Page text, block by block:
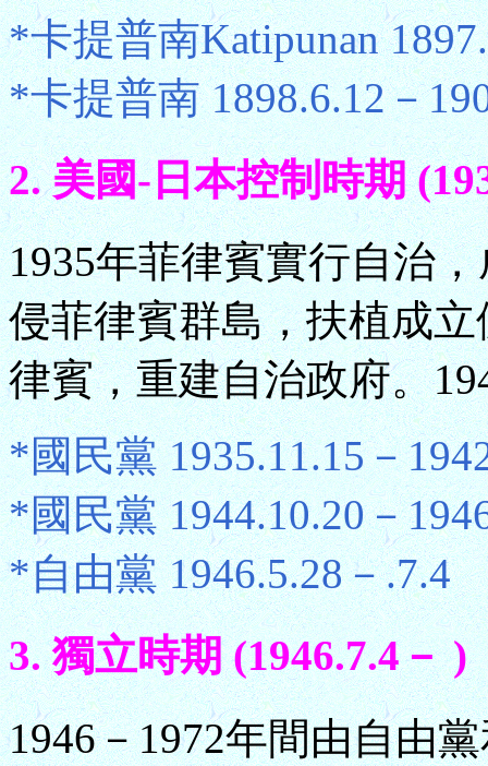
*卡提普南Katipunan
*卡提普南 1898.6.12－
2. 美國-日本控制時期
1935年菲律賓實行自治
侵菲律賓群島，扶植成
律賓，重建自治政府。
*國民黨 1935.11.15－
*國民黨 1944.10.20－
*自由黨 1946.5.28－.7.4
3. 獨立時期 (1946.7.4－ )
1946－1972年間由自由